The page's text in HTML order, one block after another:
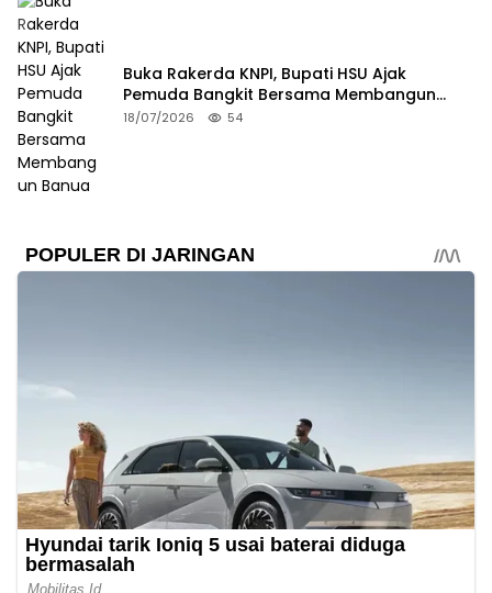
Buka Rakerda KNPI, Bupati HSU Ajak
Pemuda Bangkit Bersama Membangun
Banua
18/07/2026 54